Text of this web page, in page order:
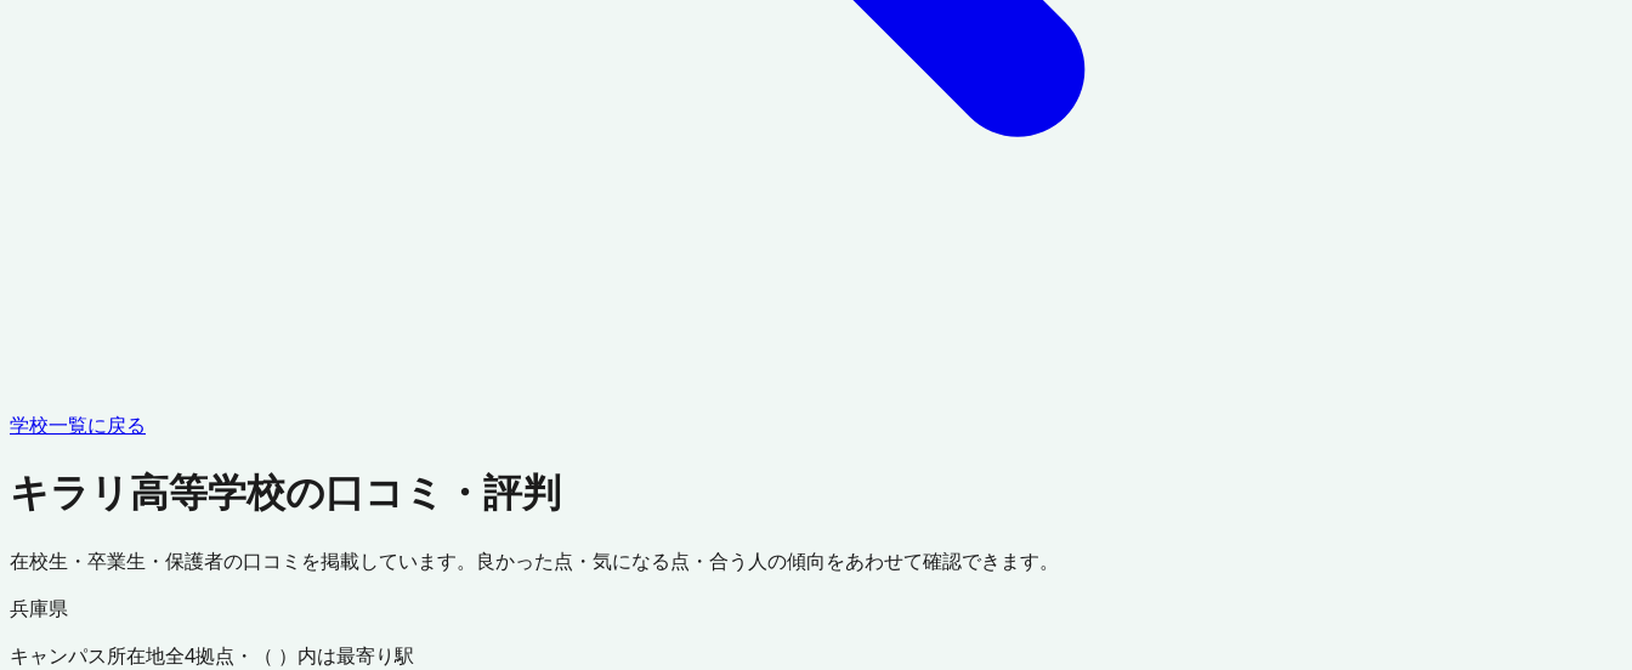
学校一覧に戻る
キラリ高等学校の口コミ・評判
在校生・卒業生・保護者の口コミを掲載しています。良かった点・気になる点・合う人の傾向をあわせて確認できます。
兵庫県
キャンパス所在地全4拠点・（ ）内は最寄り駅